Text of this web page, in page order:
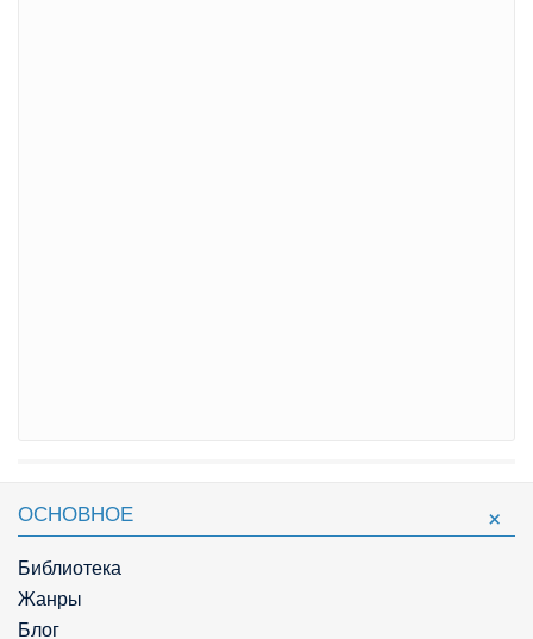
ОСНОВНОЕ
Библиотека
Жанры
Блог